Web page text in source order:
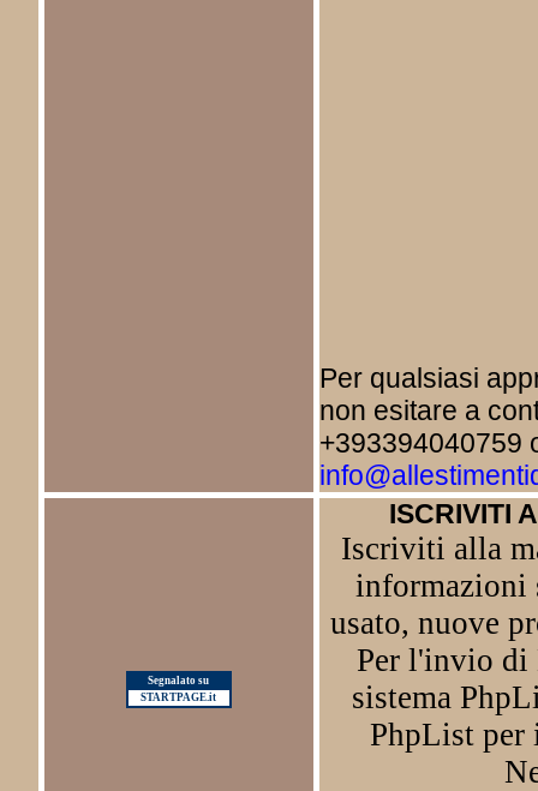
Per qualsiasi
non esitare a
+393394040759
Segnalato su
STARTPAGE.it
ISCRIVITI
Iscriviti alla
informazioni
usato, nuove
Per l'invio di
sistema
PhpList per